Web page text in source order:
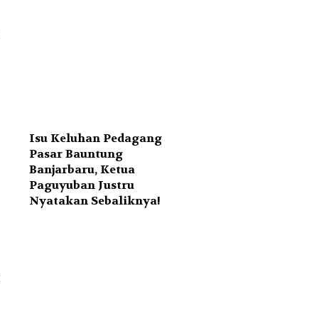
Isu Keluhan Pedagang
Pasar Bauntung
Banjarbaru, Ketua
Paguyuban Justru
Nyatakan Sebaliknya!